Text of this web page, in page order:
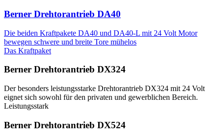
Berner Drehtorantrieb DA40
Die beiden Kraftpakete DA40 und DA40-L mit 24 Volt Motor
bewegen schwere und breite Tore mühelos
Das Kraftpaket
Berner Drehtorantrieb DX324
Der besonders leistungsstarke Drehtorantrieb DX324 mit 24 Volt
eignet sich sowohl für den privaten und gewerblichen Bereich.
Leistungsstark
Berner Drehtorantrieb DX524